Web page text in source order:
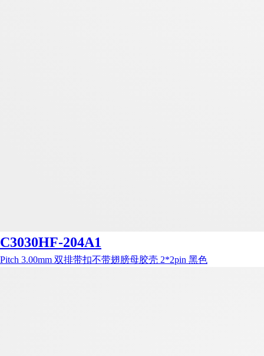
C3030HF-204A1
Pitch 3.00mm 双排带扣不带翅膀母胶壳 2*2pin 黑色